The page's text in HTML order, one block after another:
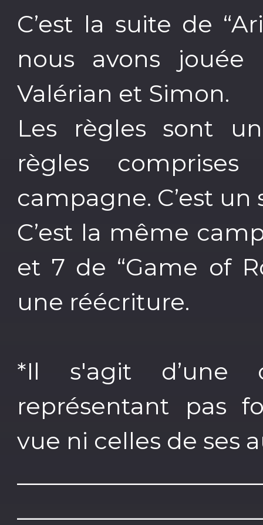
C’est la suite de
nous avons jouée
Valérian et Simon.
Les règles sont
règles
campagne. C’est un
C’est la même
et 7 de “Game of
une réécriture.
*Il s'agit
représentant pas
vue ni celles de ses